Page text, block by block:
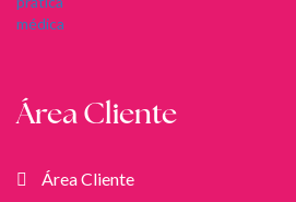
Área Cliente
Área Cliente